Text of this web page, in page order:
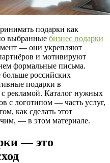
подарки как
выбранные бизнес подарки
— они укрепляют
и мотивируют
формальные письма.
российских
подарки в
рекламой. Каталог нужных
с логотипом — часть услуг,
как сделать этот
— в этом материале.
— это